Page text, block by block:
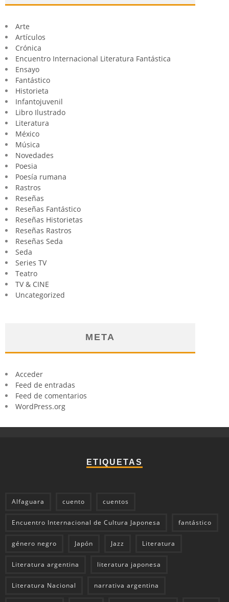
Arte
Artículos
Crónica
Encuentro Internacional Literatura Fantástica
Ensayo
Fantástico
Historieta
Infantojuvenil
Libro Ilustrado
Literatura
México
Música
Novedades
Poesia
Poesía rumana
Rastros
Reseñas
Reseñas Fantástico
Reseñas Historietas
Reseñas Rastros
Reseñas Seda
Seda
Series TV
Teatro
TV & CINE
Uncategorized
META
Acceder
Feed de entradas
Feed de comentarios
WordPress.org
ETIQUETAS
Alfaguara cuento cuentos
Encuentro Internacional de Cultura Japonesa fantástico
género negro Japón Jazz Literatura
Literatura argentina literatura japonesa
Literatura Nacional narrativa argentina